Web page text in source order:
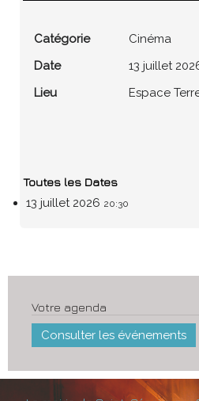
Catégorie
Cinéma
Date
13 juillet
Lieu Espace
Toutes les Dates
13 juillet 2026 20:30
Votre agenda
Consulter les événements